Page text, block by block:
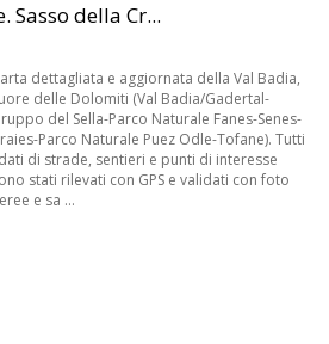
Sasso della Cr...
dettagliata e aggiornata della Val Badia,
delle Dolomiti (Val Badia/Gadertal-
del Sella-Parco Naturale Fanes-Senes-
Parco Naturale Puez Odle-Tofane). Tutti
di strade, sentieri e punti di interesse
stati rilevati con GPS e validati con foto
e sa ...